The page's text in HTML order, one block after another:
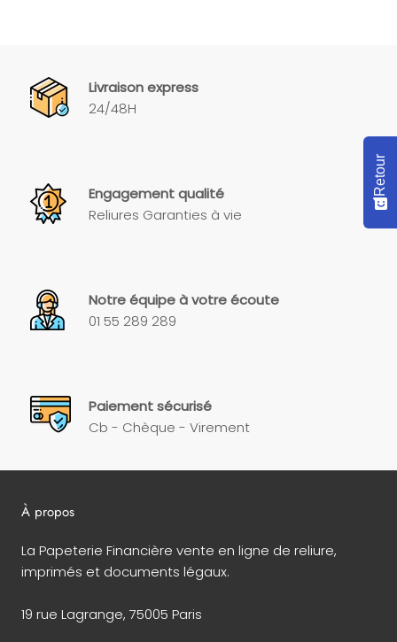
Livraison express
24/48H
Engagement qualité
Reliures Garanties à vie
Notre équipe à votre écoute
01 55 289 289
Paiement sécurisé
Cb - Chèque - Virement
À propos
La Papeterie Financière vente en ligne de reliure,
imprimés et documents légaux.
19 rue Lagrange, 75005 Paris
Retour